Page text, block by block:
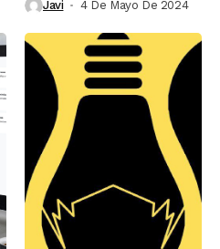
Javi 4 De Mayo De 2024